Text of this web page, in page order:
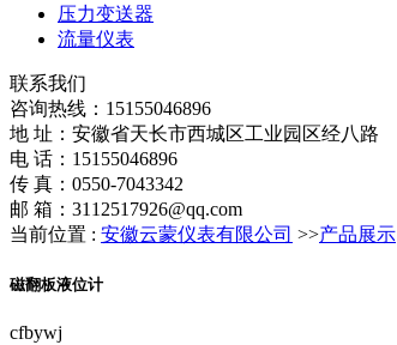
压力变送器
流量仪表
联系我们
咨询热线： 15155046896
地 址：安徽省天长市西城区工业园区经八路
电 话：15155046896
传 真：0550-7043342
邮 箱：3112517926@qq.com
当前位置 : 安徽云蒙仪表有限公司 >>产品展示
磁翻板液位计
cfbywj